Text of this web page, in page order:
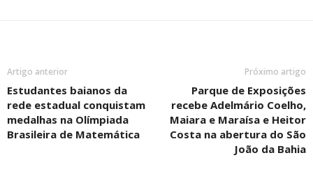
Artigo anterior
Estudantes baianos da
rede estadual conquistam
medalhas na Olímpiada
Brasileira de Matemática
Próximo artigo
Parque de Exposições
recebe Adelmário Coelho,
Maiara e Maraísa e Heitor
Costa na abertura do São
João da Bahia